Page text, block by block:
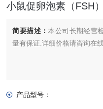
小鼠促卵泡素（FSH
简要描述：本公司长期经营
量有保证.详细价格请咨询在
产品型号：